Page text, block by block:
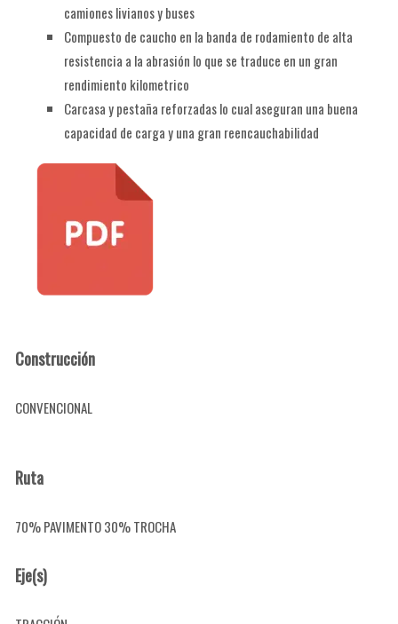
camiones livianos y buses
Compuesto de caucho en la banda de rodamiento de alta
resistencia a la abrasión lo que se traduce en un gran
rendimiento kilometrico
Carcasa y pestaña reforzadas lo cual aseguran una buena
capacidad de carga y una gran reencauchabilidad
Construcción
CONVENCIONAL
Ruta
70% PAVIMENTO 30% TROCHA
Eje(s)